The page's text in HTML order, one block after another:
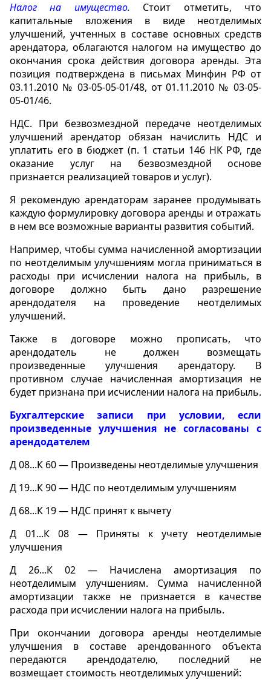
Налог на имущество. Стоит отметить, что
капитальные вложения в виде неотделимых
улучшений, учтенных в составе основных средств
арендатора, облагаются налогом на имущество до
окончания срока действия договора аренды. Эта
позиция подтверждена в письмах Минфин РФ от
03.11.2010 № 03-05-05-01/48, от 01.11.2010 № 03-05-
05-01/46.
НДС. При безвозмездной передаче неотделимых
улучшений арендатор обязан начислить НДС и
уплатить его в бюджет (п. 1 статьи 146 НК РФ, где
оказание услуг на безвозмездной основе
признается реализацией товаров и услуг).
Я рекомендую арендаторам заранее продумывать
каждую формулировку договора аренды и отражать
в нем все возможные варианты развития событий.
Например, чтобы сумма начисленной амортизации
по неотделимым улучшениям могла приниматься в
расходы при исчислении налога на прибыль, в
договоре должно быть дано разрешение
арендодателя на проведение неотделимых
улучшений.
Также в договоре можно прописать, что
арендодатель не должен возмещать
произведенные улучшения арендатору. В
противном случае начисленная амортизация не
будет признана при исчислении налога на прибыль.
Бухгалтерские записи при условии, если
произведенные улучшения не согласованы с
арендодателем
Д 08...К 60 — Произведены неотделимые улучшения
Д 19...К 90 — НДС по неотделимым улучшениям
Д 68...К 19 — НДС принят к вычету
Д 01...К 08 — Приняты к учету неотделимые
улучшения
Д 26...К 02 — Начислена амортизация по
неотделимым улучшениям. Сумма начисленной
амортизации также не признается в качестве
расхода при исчислении налога на прибыль.
При окончании договора аренды неотделимые
улучшения в составе арендованного объекта
передаются арендодателю, последний не
возмещает стоимость неотделимых улучшений: